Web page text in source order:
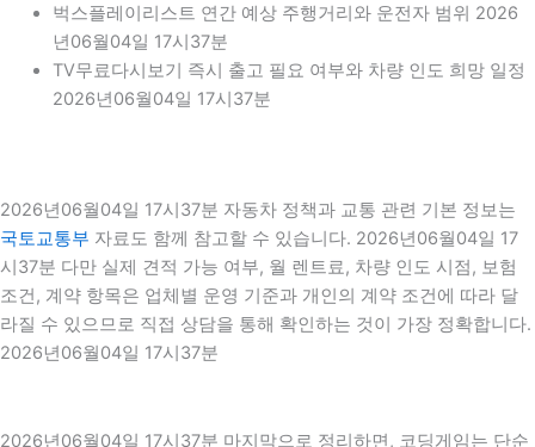
벅스플레이리스트 연간 예상 주행거리와 운전자 범위 2026
년06월04일 17시37분
TV무료다시보기 즉시 출고 필요 여부와 차량 인도 희망 일정
2026년06월04일 17시37분
2026년06월04일 17시37분 자동차 정책과 교통 관련 기본 정보는
국토교통부 자료도 함께 참고할 수 있습니다. 2026년06월04일 17
시37분 다만 실제 견적 가능 여부, 월 렌트료, 차량 인도 시점, 보험
조건, 계약 항목은 업체별 운영 기준과 개인의 계약 조건에 따라 달
라질 수 있으므로 직접 상담을 통해 확인하는 것이 가장 정확합니다.
2026년06월04일 17시37분
2026년06월04일 17시37분 마지막으로 정리하면, 코딩게임는 단순